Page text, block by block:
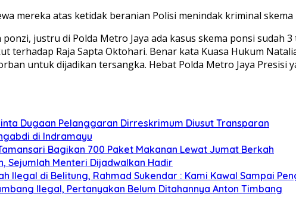
mereka atas ketidak beranian Polisi menindak kriminal skema
justru di Polda Metro Jaya ada kasus skema ponsi sudah
terhadap Raja Sapta Oktohari. Benar kata Kuasa Hukum
untuk dijadikan tersangka. Hebat Polda Metro Jaya Presisi
Dugaan Pelanggaran Dirreskrimum Diusut Transparan
di Indramayu
Bagikan 700 Paket Makanan Lewat Jumat Berkah
Sejumlah Menteri Dijadwalkan Hadir
Ilegal di Belitung, Rahmad Sukendar : Kami Kawal Sampai
Ilegal, Pertanyakan Belum Ditahannya Anton Timbang